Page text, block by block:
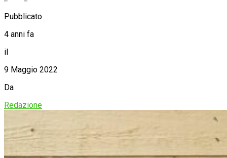
Pubblicato
4 anni fa
il
9 Maggio 2022
Da
Redazione